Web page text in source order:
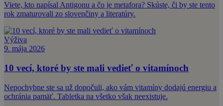
Viete, kto napísal Antigonu a čo je metafora? Skúste, či by ste tento
rok zmaturovali zo slovenčiny a literatúry.
Výživa
9. mája 2026
10 vecí, ktoré by ste mali vedieť o vitamínoch
Nepochybne ste sa už dopočuli, ako vám vitamíny dodajú energiu a
ochránia pamäť. Tabletka na všetko však neexistuje.